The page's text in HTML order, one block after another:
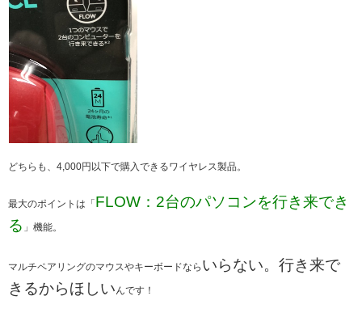
どちらも、4,000円以下で購入できるワイヤレス製品。
最大のポイントは「 FLOW：2台のパソコンを行き来でき
る 」機能。
マルチペアリングのマウスやキーボードなら いらない。行き来で
きるからほしいんです！